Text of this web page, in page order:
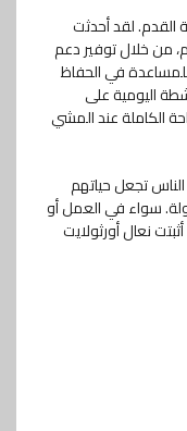
القدم. لقد أحدثت
من خلال توفير دعم
في الحفاظ
اليومية على
الكاملة عند المشي
تجعل حياتهم
سواء في العمل أو
نعال أورثولايت